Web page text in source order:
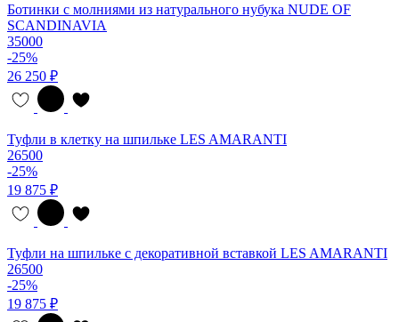
Ботинки с молниями из натурального нубука NUDE OF
SCANDINAVIA
35000
-25%
26 250 ₽
Туфли в клетку на шпильке LES AMARANTI
26500
-25%
19 875 ₽
Туфли на шпильке с декоративной вставкой LES AMARANTI
26500
-25%
19 875 ₽